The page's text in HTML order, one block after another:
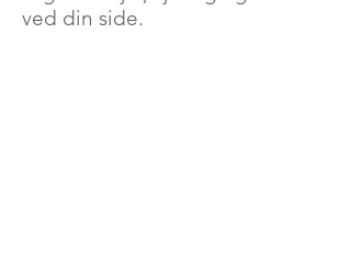
ved din side.